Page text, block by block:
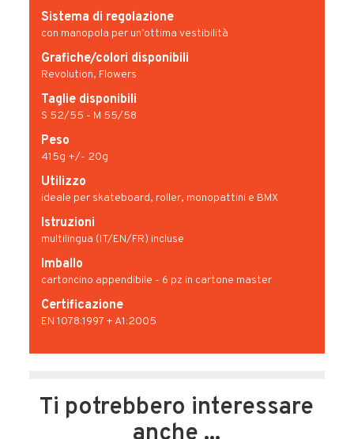
Sistema di regolazione
con manopola per un’ottima vestibilità
Grafiche/colori disponibili
Revolution, Flowers
Taglie disponibili
S 52/55 - M 55/58
Peso
415g +/- 20g
Utilizzo
ideale per skateboard, roller, monopattini e BMX
Istruzioni
multilingua (IT/EN/FR) incluse
Imballo
cartoncino appendibile - 6 pz in cartone master
Certificazione
EN 1078:1997 + A1:2005
Ti potrebbero interessare